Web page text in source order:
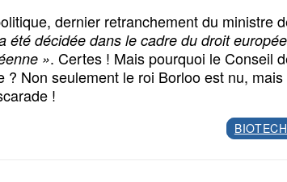
dernier retranchement du ministre
été décidée dans le cadre du droit
». Certes ! Mais pourquoi le Conseil
? Non seulement le roi Borloo est nu,
!